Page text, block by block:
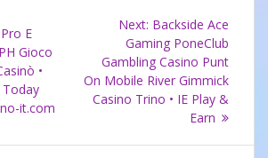
Previous
post:
Pro E
Gioco
•
Today
it.com
Next: Next
post:
Backside Ace
Gaming PoneClub
Gambling Casino Punt
On Mobile River Gimmick
Casino Trino • IE Play &
Earn